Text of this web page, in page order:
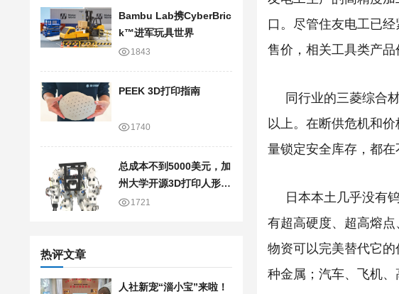
Bambu Lab携Cyber​​Bric
k™进军玩具世界
1843
PEEK 3D打印指南
1740
总成本不到5000美元，加
州大学开源3D打印人形机
器人1721
热评文章
人社新宠“淄小宝”来啦！
口。 尽管住友电工已
售价，相关工具类产品
同行业的三菱综合
以上。 在断供危机和
量锁定安全库存，都在
日本本土几乎没有
有超高硬度、超高熔
物资可以完美替代它的
种金属；汽车、飞机、